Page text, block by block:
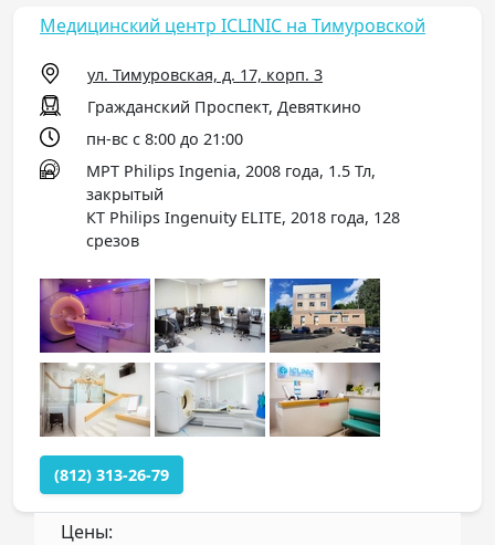
Медицинский центр ICLINIC на Тимуровской
ул. Тимуровская, д. 17, корп. 3
Гражданский Проспект, Девяткино
пн-вс с 8:00 до 21:00
МРТ Philips Ingenia, 2008 года, 1.5 Тл,
закрытый
КТ Philips Ingenuity ELITE, 2018 года, 128
срезов
(812) 313-26-79
Цены: